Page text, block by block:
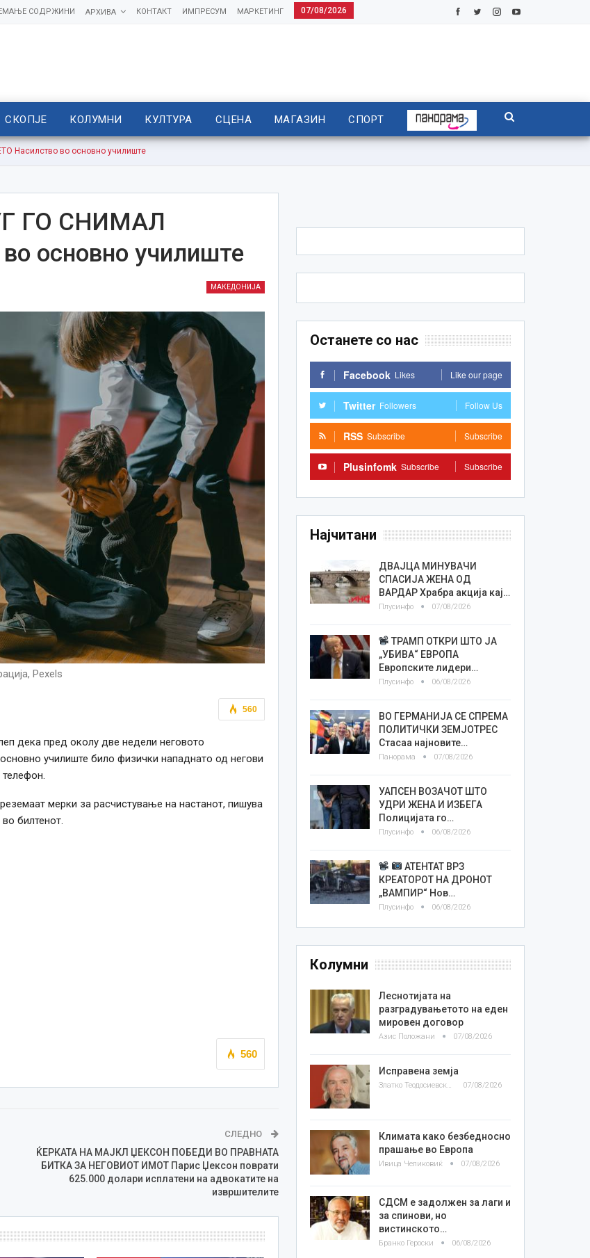
07/08/2026
МАРКЕТИНГ
ИМПРЕСУМ
КОНТАКТ
АРХИВА
СОДРЖИНИ
СКОПЈЕ КОЛУМНИ КУЛТУРА СЦЕНА МАГАЗИН СПОРТ
Насилство во основно училиште
ГО СНИМАЛ
основно училиште
МАКЕДОНИЈА
Pexels
560
дека пред околу две недели неговото
училиште било физички нападнато од негови
мерки за расчистување на настанот, пишува
билтенот.
560
СЛЕДНО
ЌЕРКАТА НА МАЈКЛ ЏЕКСОН ПОБЕДИ ВО ПРАВНАТА
БИТКА ЗА НЕГОВИОТ ИМОТ Парис Џексон поврати
625.000 долари исплатени на адвокатите на
извршителите
Останете со нас
Facebook Likes Like our page
Twitter Followers Follow Us
RSS Subscribe Subscribe
Plusinfomk Subscribe Subscribe
Најчитани
ДВАЈЦА МИНУВАЧИ
СПАСИЈА ЖЕНА ОД
ВАРДАР Храбра акција кај…
Плусинфо 07/08/2026
ТРАМП ОТКРИ ШТО ЈА
„УБИВА“ ЕВРОПА
Европските лидери…
Плусинфо 06/08/2026
ВО ГЕРМАНИЈА СЕ СПРЕМА
ПОЛИТИЧКИ ЗЕМЈОТРЕС
Стасаа најновите…
Панорама 07/08/2026
УАПСЕН ВОЗАЧОТ ШТО
УДРИ ЖЕНА И ИЗБЕГА
Полицијата го…
Плусинфо 06/08/2026
АТЕНТАТ ВРЗ
КРЕАТОРОТ НА ДРОНОТ
„ВАМПИР“ Нов…
Плусинфо 06/08/2026
Колумни
Леснотијата на
разградувањетото на еден
мировен договор
Азис Положани 07/08/2026
Исправена земја
Златко Теодосиевски 07/08/2026
Климата како безбедносно
прашање во Европа
Ивица Челиковиќ 07/08/2026
СДСМ е задолжен за лаги и
за спинови, но
вистинското…
Бранко Героски 06/08/2026